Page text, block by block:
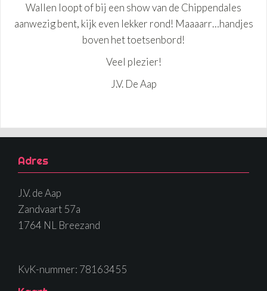
Wallen loopt of bij een show van de Chippendales
aanwezig bent, kijk even lekker rond! Maaaarr…handjes
boven het toetsenbord!
Veel plezier!
J.V. De Aap
Adres
J.V. de Aap
Zandvaart 57a
1764 NL Breezand
KvK-nummer: 78163455